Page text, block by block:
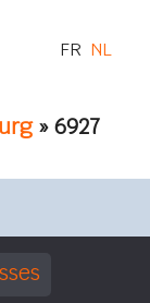
» 6927
FR NL